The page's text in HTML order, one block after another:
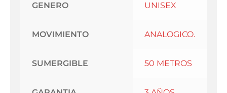
GENERO UNISEX
MOVIMIENTO ANALOGICO.
SUMERGIBLE 50 METROS